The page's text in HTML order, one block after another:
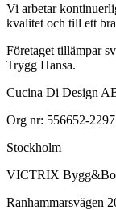
Vi arbetar
kvalitet och till ett
Företaget tillämpar
Trygg Hansa.
Cucina Di Design
Org nr: 556652-2297
Stockholm
VICTRIX Bygg&Bo
Ranhammarsvägen